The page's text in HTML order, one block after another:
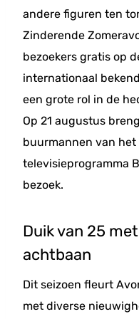
andere figuren ten
Zinderende
bezoekers gratis op
internationaal
een grote rol in de
Op 21 augustus
buurmannen van
televisieprogramma
bezoek.
Duik van 25
achtbaan
Dit seizoen fleurt
met diverse